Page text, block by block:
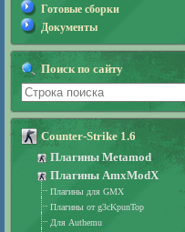
Готовые сборки
Документы
Поиск по сайту
Counter-Strike 1.6
Плагины Metamod
Плагины AmxModX
Плагины для GMX
Плагины от g3cKpunTop
Для Authemu